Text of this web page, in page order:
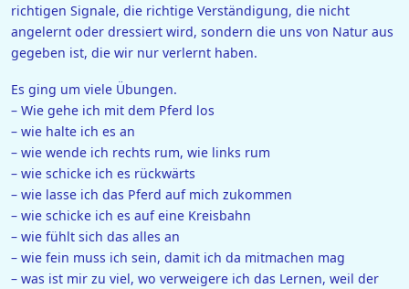
richtigen Signale, die richtige Verständigung, die nicht
angelernt oder dressiert wird, sondern die uns von Natur aus
gegeben ist, die wir nur verlernt haben.
Es ging um viele Übungen.
– Wie gehe ich mit dem Pferd los
– wie halte ich es an
– wie wende ich rechts rum, wie links rum
– wie schicke ich es rückwärts
– wie lasse ich das Pferd auf mich zukommen
– wie schicke ich es auf eine Kreisbahn
– wie fühlt sich das alles an
– wie fein muss ich sein, damit ich da mitmachen mag
– was ist mir zu viel, wo verweigere ich das Lernen, weil der